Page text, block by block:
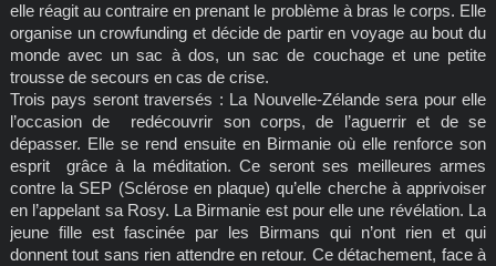
elle réagit au contraire en prenant le problème à bras le corps. Elle
organise un crowfunding et décide de partir en voyage au bout du
monde avec un sac à dos, un sac de couchage et une petite
trousse de secours en cas de crise.
Trois pays seront traversés : La Nouvelle-Zélande sera pour elle
l’occasion de redécouvrir son corps, de l’aguerrir et de se
dépasser. Elle se rend ensuite en Birmanie où elle renforce son
esprit grâce à la méditation. Ce seront ses meilleures armes
contre la SEP (Sclérose en plaque) qu’elle cherche à apprivoiser
en l’appelant sa Rosy. La Birmanie est pour elle une révélation. La
jeune fille est fascinée par les Birmans qui n’ont rien et qui
donnent tout sans rien attendre en retour. Ce détachement, face à